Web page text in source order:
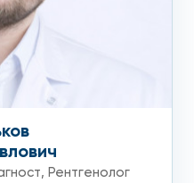
, Рентгенолог